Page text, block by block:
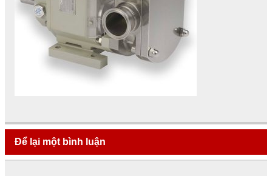
Để lại một bình luận